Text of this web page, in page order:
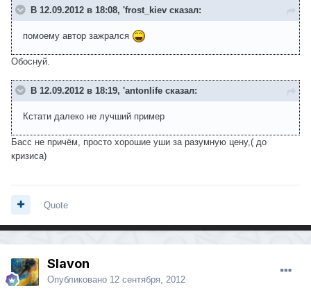
В 12.09.2012 в 18:08, 'frost_kiev сказал:
помоему автор зажрался
Обоснуй.
В 12.09.2012 в 18:19, 'antonlife сказал:
Кстати далеко не лучший пример
Басс не причём, просто хорошие уши за разумную цену,( до
кризиса)
Quote
Slavon
Опубликовано 12 сентября, 2012